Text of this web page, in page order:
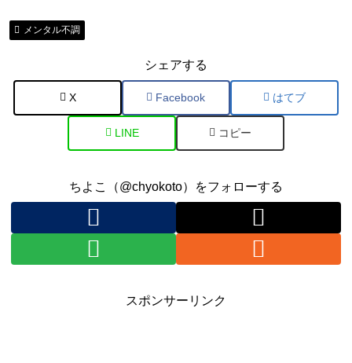
メンタル不調
シェアする
X Facebook はてブ
LINE コピー
ちよこ（@chyokoto）をフォローする
スポンサーリンク